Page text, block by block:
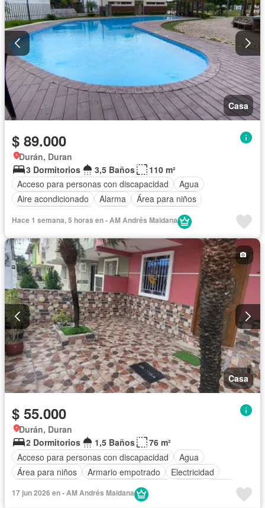
Casa
$ 89.000
Durán, Duran
3 Dormitorios
3,5 Baños
110 m²
Acceso para personas con discapacidad
Agua
Aire acondicionado
Alarma
Área para niños
Cancha de tenis
Estacionamiento
Garita de guardianía
Internet Jardín Patio
Conserje
Seguridad
Wifi Parcialmente amoblado
Hace 1 semana, 5 horas en - AM Andrés Maidana
Casa
$ 55.000
Durán, Duran
2 Dormitorios
1,5 Baños
76 m²
Acceso para personas con discapacidad
Agua
Área para niños
Armario empotrado
Electricidad
Garita de guardianía
Conserje
Sin amoblar
17 jun 2026 en - AM Andrés Maidana